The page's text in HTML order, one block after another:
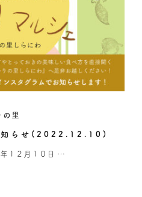
の里
知らせ(2022.12.10)
年１２月１０日 …